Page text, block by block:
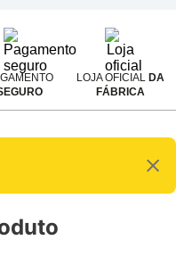
LOJA OFICIAL DA
FÁBRICA